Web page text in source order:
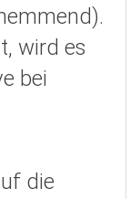
wird es
bei
die